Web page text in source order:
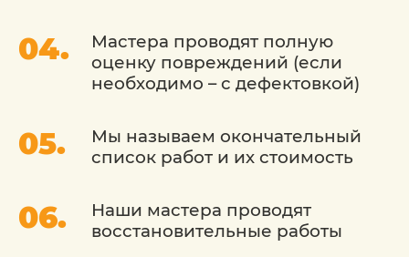
текстуру
Экологически чистый подход: Мы
минимизировать воздействие на
окружающую среду.
гарантию на выполненную работу, что дает
вам уверенность в долгосрочной
Мастера проводят полную
оценку повреждений (если
необходимо – с дефектовкой)
Мы называем окончательный
список работ и их стоимость
Наши мастера проводят
восстановительные работы